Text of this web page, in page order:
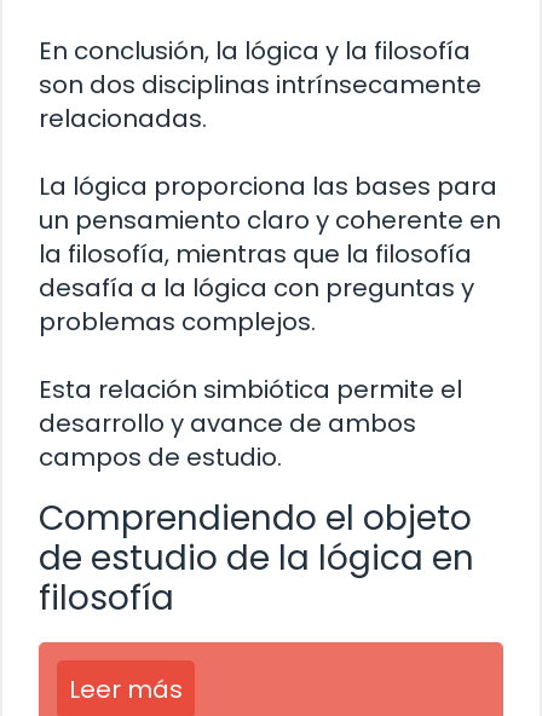
En conclusión, la lógica y la filosofía
son dos disciplinas intrínsecamente
relacionadas.
La lógica proporciona las bases para
un pensamiento claro y coherente en
la filosofía, mientras que la filosofía
desafía a la lógica con preguntas y
problemas complejos.
Esta relación simbiótica permite el
desarrollo y avance de ambos
campos de estudio.
Comprendiendo el objeto
de estudio de la lógica en
filosofía
Leer más